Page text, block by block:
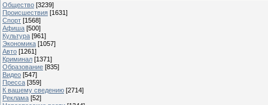
Общество [3239]
Происшествия [1631]
Спорт [1568]
Афиша [500]
Культура [961]
Экономика [1057]
Авто [1261]
Криминал [1371]
Образование [835]
Видео [547]
Пресса [359]
К вашему сведению [2714]
Реклама [52]